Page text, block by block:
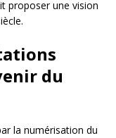
proposer une vision
du
la numérisation du